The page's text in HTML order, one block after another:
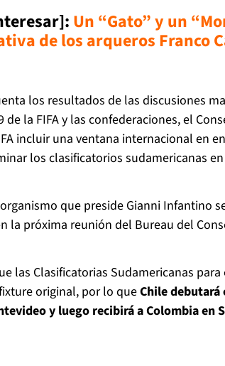
Un “Gato” y un
de los arqueros Franco
los resultados de las discusiones
de la FIFA y las confederaciones, el
incluir una ventana internacional en
los clasificatorios sudamericanas en
que preside Gianni Infantino
la próxima reunión del Bureau del
las Clasificatorias Sudamericanas
original, por lo queChile
y luego recibirá a Colombia en